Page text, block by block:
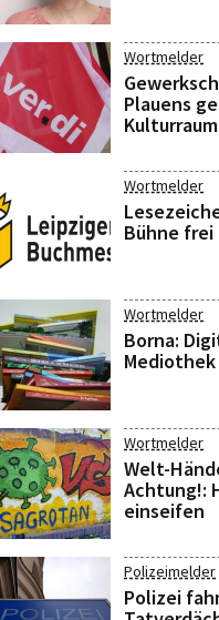
Wortmelder
Plauens
Wortmelder
Bühne
Wortmelder
Borna:
Mediothek
Wortmelder
Welt-
Achtung!:
einseifen
Polizeimelder
Polizei